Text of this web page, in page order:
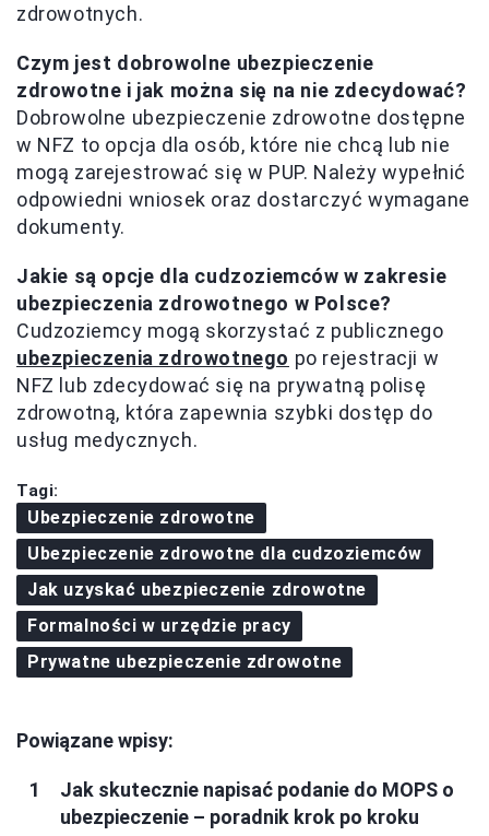
zdrowotnych.
Czym jest dobrowolne ubezpieczenie
zdrowotne i jak można się na nie zdecydować?
Dobrowolne ubezpieczenie zdrowotne dostępne
w NFZ to opcja dla osób, które nie chcą lub nie
mogą zarejestrować się w PUP. Należy wypełnić
odpowiedni wniosek oraz dostarczyć wymagane
dokumenty.
Jakie są opcje dla cudzoziemców w zakresie
ubezpieczenia zdrowotnego w Polsce?
Cudzoziemcy mogą skorzystać z publicznego
ubezpieczenia zdrowotnego po rejestracji w
NFZ lub zdecydować się na prywatną polisę
zdrowotną, która zapewnia szybki dostęp do
usług medycznych.
Tagi:
Ubezpieczenie zdrowotne
Ubezpieczenie zdrowotne dla cudzoziemców
Jak uzyskać ubezpieczenie zdrowotne
Formalności w urzędzie pracy
Prywatne ubezpieczenie zdrowotne
Powiązane wpisy:
Jak skutecznie napisać podanie do MOPS o
ubezpieczenie – poradnik krok po kroku